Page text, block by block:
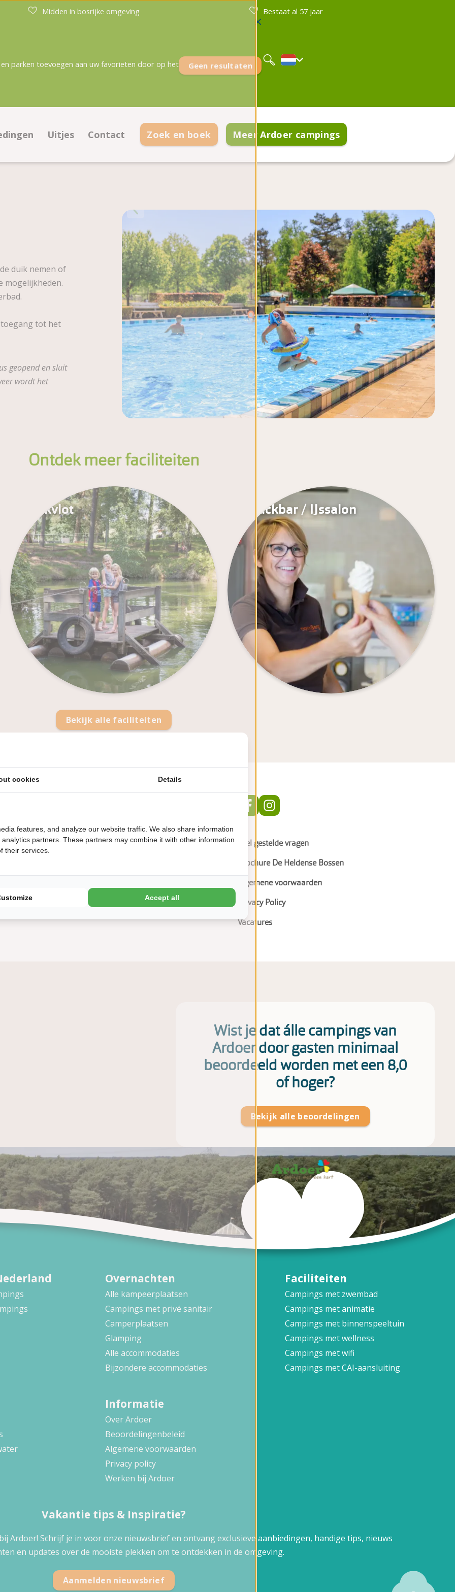
Midden in bosrijke omgeving Bestaat al 57 jaar
Geen resultaten
parken toevoegen aan uw favorieten door op het
Deutsch
Français
kampeerplaatsen
Uitjes Contact
Contactinformatie
Zoek en boek Meer Ardoer campings
duik nemen of
mogelijkheden.
tot het
geopend en sluit
wordt het
Ontdek meer faciliteiten
Trekvlot Snackbar / IJssalon
Bekijk alle faciliteiten
Roeivijver
Restaurant met uitgebreide menukaart
Binnenbad met glijbaan en buitenzwembad
Dierenpark en airtrampoline
Veel gestelde vragen
Brochure De Heldense Bossen
Algemene voorwaarden
Privacy Policy
Vacatures
Wist je dat álle campings van
Ardoer door gasten minimaal
beoordeeld worden met een 8,0
of hoger?
Bekijk alle beoordelingen
Overnachten
Alle kampeerplaatsen
Campings met privé sanitair
Camperplaatsen
Glamping
Alle accommodaties
Bijzondere accommodaties
Faciliteiten
Campings met zwembad
Campings met animatie
Campings met binnenspeeltuin
Campings met wellness
Campings met wifi
Campings met CAI-aansluiting
Informatie
Over Ardoer
Beoordelingenbeleid
Algemene voorwaarden
Privacy policy
Werken bij Ardoer
Vakantie tips & Inspiratie?
Ardoer! Schrijf je in voor onze nieuwsbrief en ontvang exclusieve aanbiedingen, handige tips, nieuws
en updates over de mooiste plekken om te ontdekken in de omgeving.
Aanmelden nieuwsbrief
cookies Details
features, and analyze our website traffic. We also share information
partners. These partners may combine it with other information
their services.
Accept all